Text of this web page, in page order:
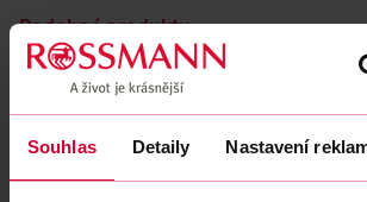
Souhlas Detaily Nastavení
Podobné produkty